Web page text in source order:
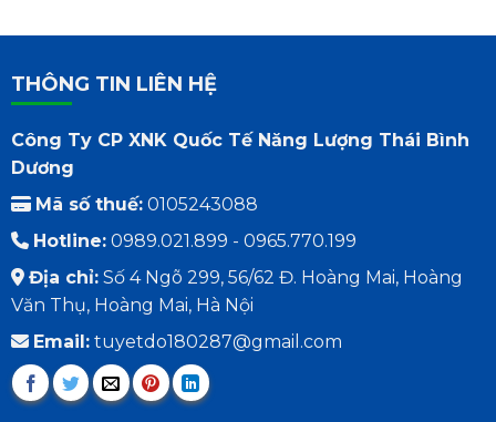
THÔNG TIN LIÊN HỆ
Công Ty CP XNK Quốc Tế Năng Lượng Thái Bình
Dương
Mã số thuế:0105243088
Hotline:0989.021.899 - 0965.770.199
Địa chỉ:Số 4 Ngõ 299, 56/62 Đ. Hoàng Mai, Hoàng
Văn Thụ, Hoàng Mai, Hà Nội
Email:tuyetdo180287@gmail.com